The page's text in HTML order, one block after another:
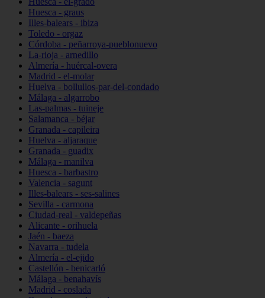
Huesca - graus
Illes-balears - ibiza
Toledo - orgaz
Córdoba - peñarroya-pueblonuevo
La-rioja - arnedillo
Almería - huércal-overa
Madrid - el-molar
Huelva - bollullos-par-del-condado
Málaga - algarrobo
Las-palmas - tuineje
Salamanca - béjar
Granada - capileira
Huelva - aljaraque
Granada - guadix
Málaga - manilva
Huesca - barbastro
Valencia - sagunt
Illes-balears - ses-salines
Sevilla - carmona
Ciudad-real - valdepeñas
Alicante - orihuela
Jaén - baeza
Navarra - tudela
Almería - el-ejido
Castellón - benicarló
Málaga - benahavís
Madrid - coslada